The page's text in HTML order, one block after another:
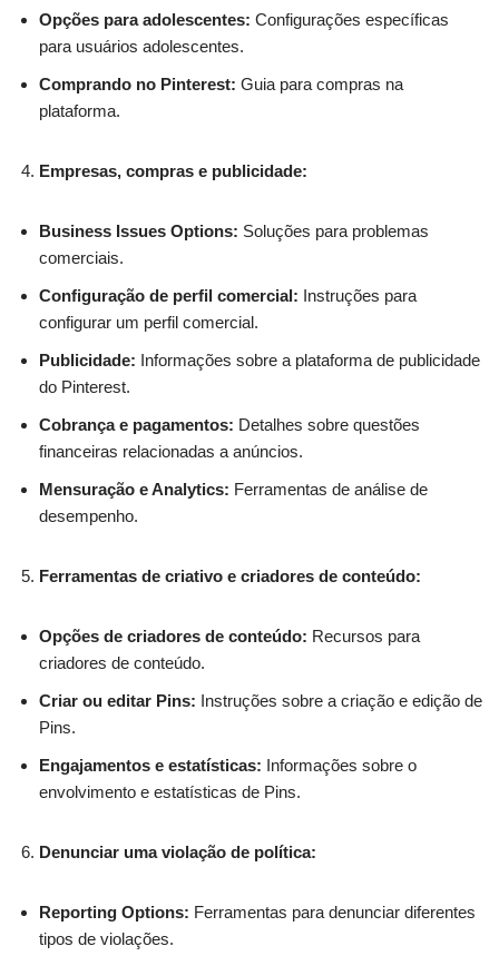
Opções para adolescentes: Configurações específicas
para usuários adolescentes.
Comprando no Pinterest: Guia para compras na
plataforma.
Empresas, compras e publicidade:
Business Issues Options: Soluções para problemas
comerciais.
Configuração de perfil comercial: Instruções para
configurar um perfil comercial.
Publicidade: Informações sobre a plataforma de publicidade
do Pinterest.
Cobrança e pagamentos: Detalhes sobre questões
financeiras relacionadas a anúncios.
Mensuração e Analytics: Ferramentas de análise de
desempenho.
Ferramentas de criativo e criadores de conteúdo:
Opções de criadores de conteúdo: Recursos para
criadores de conteúdo.
Criar ou editar Pins: Instruções sobre a criação e edição de
Pins.
Engajamentos e estatísticas: Informações sobre o
envolvimento e estatísticas de Pins.
Denunciar uma violação de política:
Reporting Options: Ferramentas para denunciar diferentes
tipos de violações.